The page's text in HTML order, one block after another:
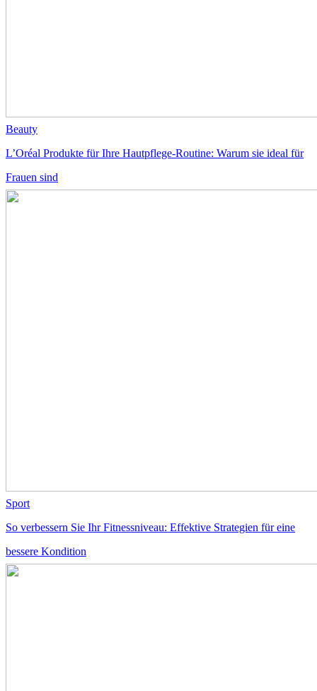
Beauty
L’Oréal Produkte für Ihre Hautpflege-Routine: Warum sie ideal für
Frauen sind
Sport
So verbessern Sie Ihr Fitnessniveau: Effektive Strategien für eine
bessere Kondition